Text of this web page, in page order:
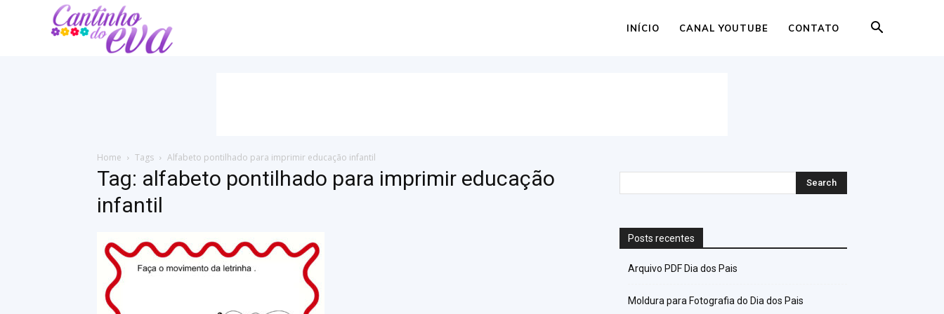
INÍCIO CANAL YOUTUBE CONTATO
Home Tags Alfabeto pontilhado para imprimir educação infantil
Tag: alfabeto pontilhado para imprimir educação
infantil
Posts recentes
Arquivo PDF Dia dos Pais
Moldura para Fotografia do Dia dos Pais